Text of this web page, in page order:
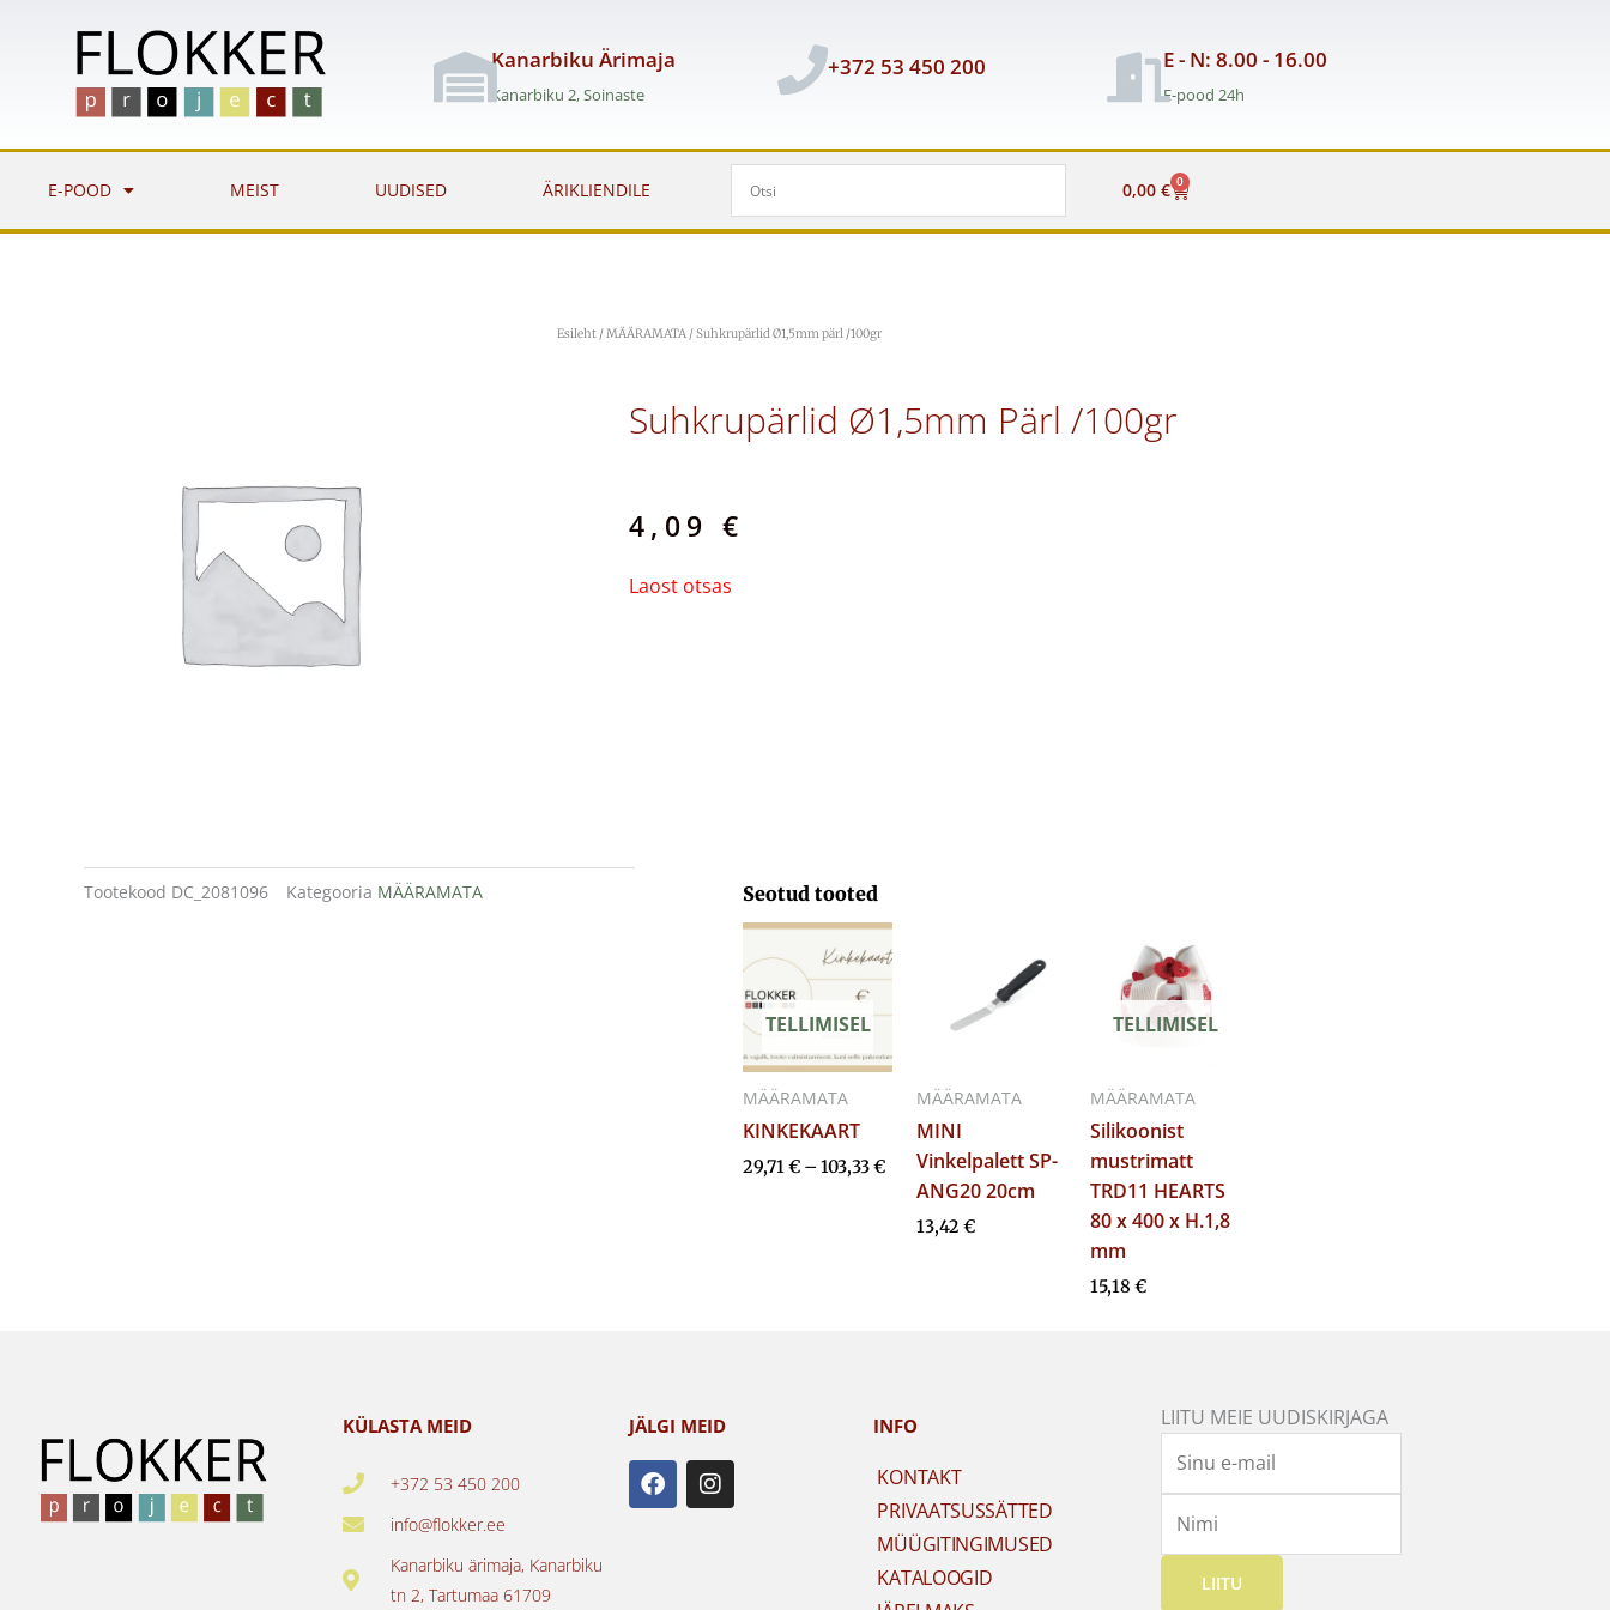
Kanarbiku Ärimaja
Kanarbiku 2, Soinaste
+372 53 450 200 E - N: 8.00 - 16.00
E-pood 24h
E-POOD MEIST UUDISED ÄRIKLIENDILE 0,00 € 0
Cart
Esileht/MÄÄRAMATA/ Suhkrupärlid Ø1,5mm pärl /100gr
Suhkrupärlid Ø1,5mm Pärl /100gr
4,09 €
Laost otsas
Tootekood DC_2081096 Kategooria MÄÄRAMATA Seotud tooted
TELLIMISEL
MÄÄRAMATA
KINKEKAART
29,71€ – 103,33€
Hinnavahemik:
29,71 €
kuni
MÄÄRAMATA
MINI
Vinkelpalett SP-
ANG20 20cm
13,42 €
TELLIMISEL
MÄÄRAMATA
Silikoonist
mustrimatt
TRD11 HEARTS
80 x 400 x H.1,8
mm
15,18 €
KÜLASTA MEID
+372 53 450 200
info@flokker.ee
Kanarbiku ärimaja, Kanarbiku
tn 2, Tartumaa 61709
JÄLGI MEID
F
a
c
I
n
s
INFO
KONTAKT
PRIVAATSUSSÄTTED
MÜÜGITINGIMUSED
KATALOOGID
LIITU MEIE UUDISKIRJAGA
LIITU